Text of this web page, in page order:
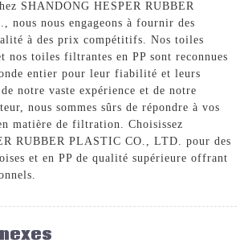
SHANDONG HESPER RUBBER
nous nous engageons à fournir des
à des prix compétitifs. Nos toiles
nos toiles filtrantes en PP sont reconnues
entier pour leur fiabilité et leurs
notre vaste expérience et de notre
nous sommes sûrs de répondre à vos
matière de filtration. Choisissez
RUBBER PLASTIC CO., LTD. pour des
et en PP de qualité supérieure offrant